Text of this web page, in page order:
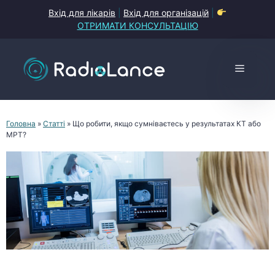
Вхід для лікарів Вхід для організацій
ОТРИМАТИ КОНСУЛЬТАЦІЮ
Меню
Головна » Статті » Що робити, якщо сумніваєтесь у результатах КТ або
МРТ?